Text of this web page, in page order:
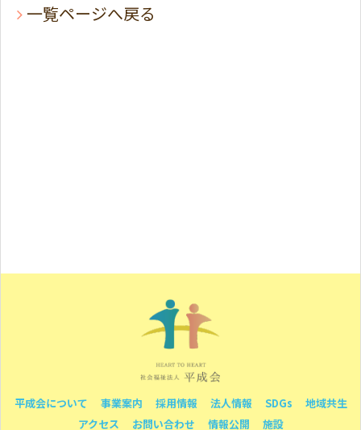
一覧ページへ戻る
平成会について 事業案内 採用情報 法人情報 SDGs
地域共生
アクセス
お問い合わせ 情報公開 施設